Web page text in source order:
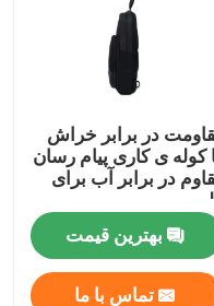
در برابر خراش
کوله ی کاری پیام رسان
در برابر آب برای
بهترین قیمت
تماس با ما